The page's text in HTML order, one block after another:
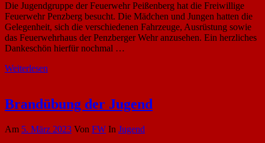
Die Jugendgruppe der Feuerwehr Peißenberg hat die Freiwillige
Feuerwehr Penzberg besucht. Die Mädchen und Jungen hatten die
Gelegenheit, sich die verschiedenen Fahrzeuge, Ausrüstung sowie
das Feuerwehrhaus der Penzberger Wehr anzusehen. Ein herzliches
Dankeschön hierfür nochmal …
Weiterlesen
Brandübung der Jugend
Am 5. März 2023 Von FW In Jugend